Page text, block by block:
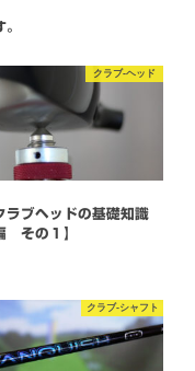
クラブ-ヘッド
ラブヘッドの基礎知識
その１】
クラブ-シャフト